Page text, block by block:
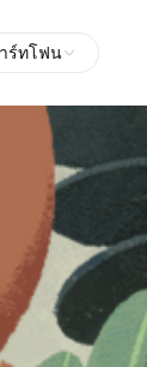
ร์ทโฟน